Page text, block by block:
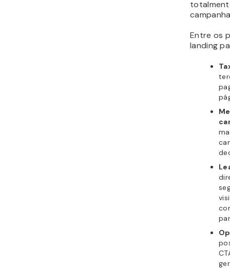
Entre os
landing